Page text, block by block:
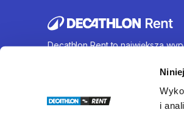
i
Decathlon Rent to największa
wynajem rowerów, sprzętu